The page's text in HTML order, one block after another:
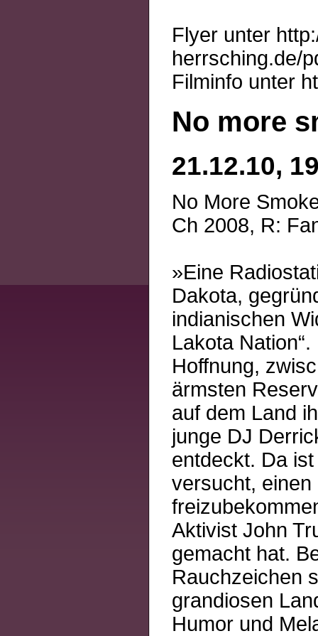
Flyer unter
herrsching.de/
Filminfo unter
No more
21.12.10,
No More
Ch 2008, R:
»Eine
Dakota,
indianischen
Lakota
Hoffnung,
ärmsten
auf dem Land
junge DJ
entdeckt. Da
versucht,
Aktivist John
gemacht hat.
Rauchzeichen
grandiosen
Humor und